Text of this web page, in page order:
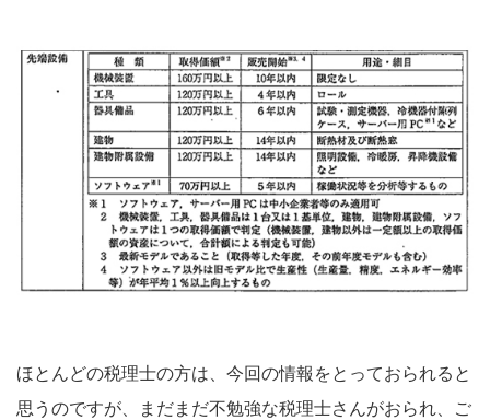
ほとんどの税理士の方は、今回の情報をとっておられると
思うのですが、まだまだ不勉強な税理士さんがおられ、ご